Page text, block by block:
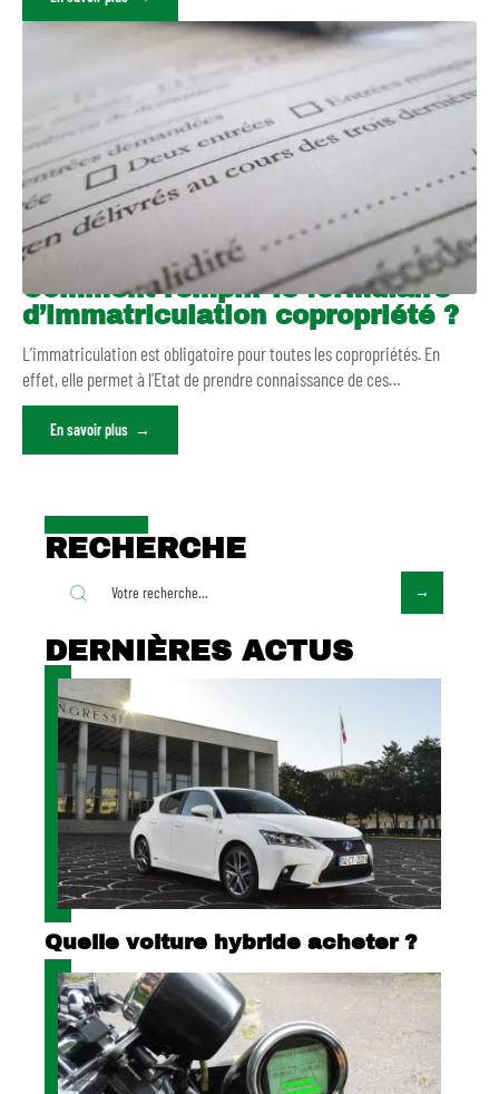
Comment remplir le formulaire
d’immatriculation copropriété ?
L’immatriculation est obligatoire pour toutes les copropriétés. En
effet, elle permet à l’Etat de prendre connaissance de ces…
En savoir plus
RECHERCHE
DERNIÈRES ACTUS
Quelle voiture hybride acheter ?